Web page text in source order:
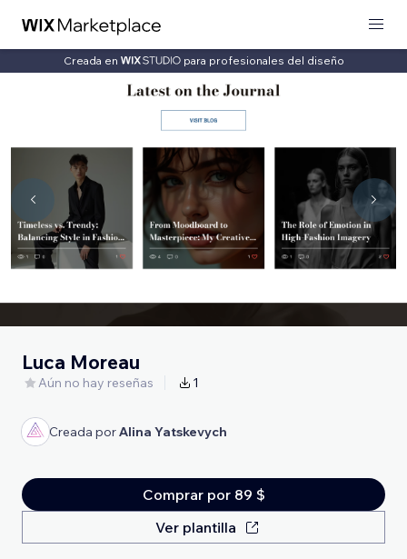
Creada en para profesionales del diseño
Luca Moreau
Aún no hay reseñas 1
Creada porAlina Yatskevych
Comprar por 89 $
Ver plantilla